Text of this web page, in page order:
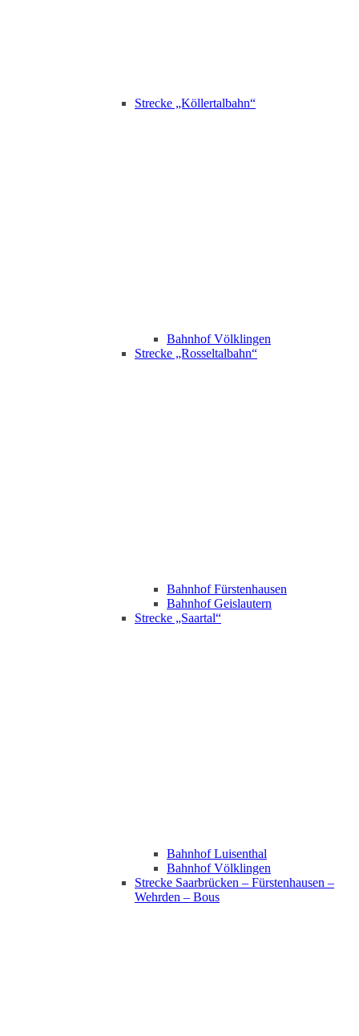
Strecke „Köllertalbahn“
Bahnhof Völklingen
Strecke „Rosseltalbahn“
Bahnhof Fürstenhausen
Bahnhof Geislautern
Strecke „Saartal“
Bahnhof Luisenthal
Bahnhof Völklingen
Strecke Saarbrücken – Fürstenhausen –
Wehrden – Bous